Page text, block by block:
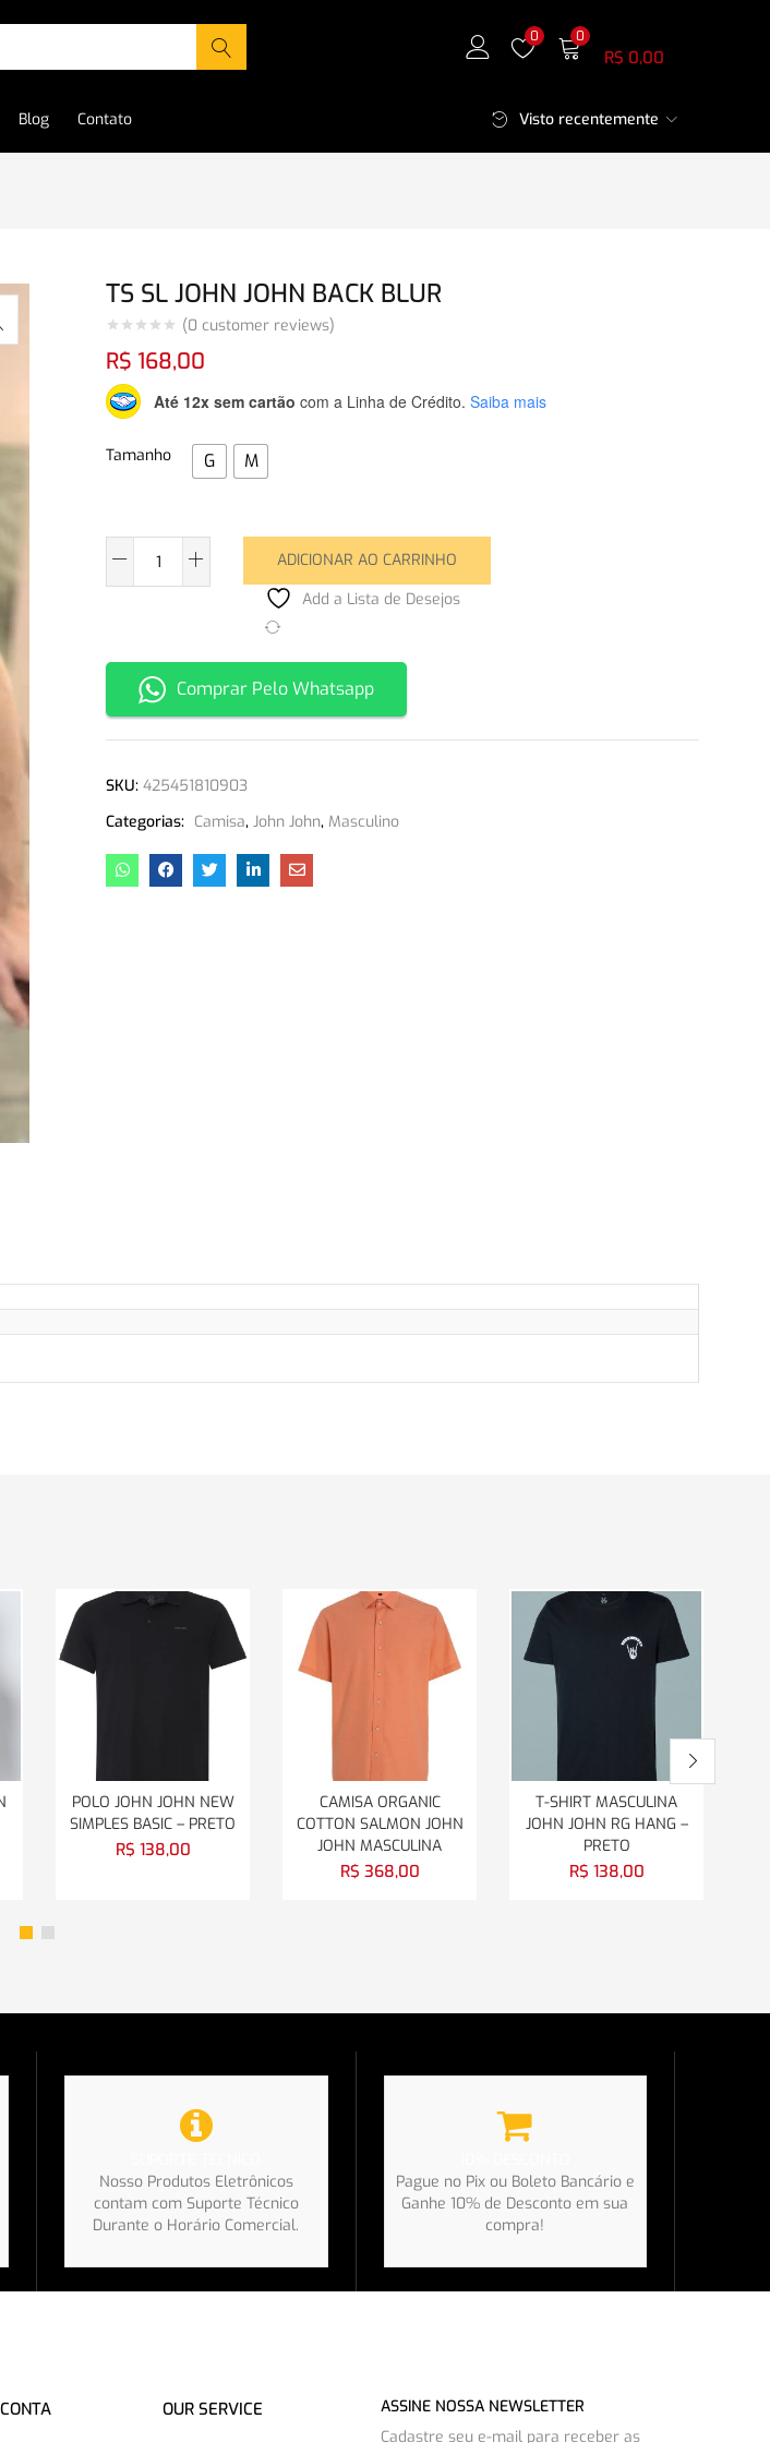
0 0
R$ 0,00
Blog Contato Visto recentemente
TS SL JOHN JOHN BACK BLUR
(0 customer reviews)
R$ 168,00
Até 12x sem cartão com a Linha de Crédito. Saiba mais
Tamanho G M
ADICIONAR AO CARRINHO
Add a Lista de Desejos
Comprar Pelo Whatsapp
SKU: 425451810903
Categorias: Camisa, John John, Masculino
POLO JOHN JOHN NEW
SIMPLES BASIC – PRETO
R$ 138,00
CAMISA ORGANIC
COTTON SALMON JOHN
JOHN MASCULINA
R$ 368,00
T-SHIRT MASCULINA
JOHN JOHN RG HANG –
PRETO
R$ 138,00
Nosso Produtos Eletrônicos
contam com Suporte Técnico
Durante o Horário Comercial.
Pague no Pix ou Boleto Bancário e
Ganhe 10% de Desconto em sua
compra!
OUR SERVICE
ASSINE NOSSA NEWSLETTER
Cadastre seu e-mail para receber as